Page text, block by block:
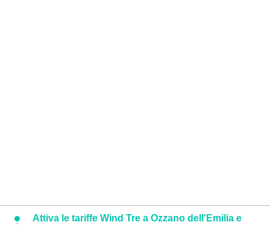
Attiva le tariffe Wind Tre a Ozzano dell'Emilia e